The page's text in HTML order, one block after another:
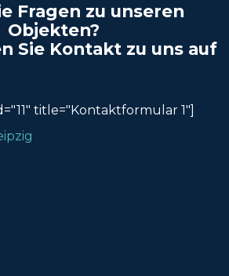
Fragen zu unseren
Objekten?
Sie Kontakt zu uns auf
title="Kontaktformular 1"]